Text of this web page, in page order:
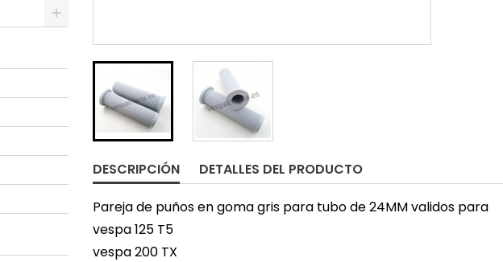
DESCRIPCIÓN DETALLES DEL PRODUCTO
Pareja de puños en goma gris para tubo de 24MM validos para
vespa 125 T5
vespa 200 TX